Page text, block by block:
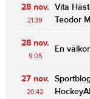
28 nov.
21:39
Vita
Teodor
28 nov.
9:05
En
27 nov.
20:42